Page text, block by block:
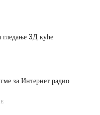
гледање 3Д куће
за Интернет радио